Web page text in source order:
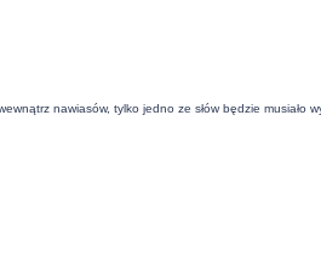
nawiasów, tylko jedno ze słów będzie musiało